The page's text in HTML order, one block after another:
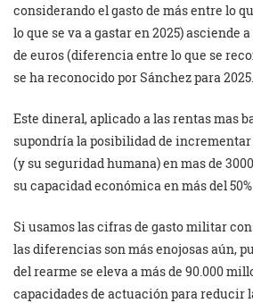
considerando el gasto de más entre lo
lo que se va a gastar en 2025) asciende
de euros (diferencia entre lo que se
se ha reconocido por Sánchez para 2025.
Este dineral, aplicado a las rentas mas
supondría la posibilidad de
(y su seguridad humana) en mas de
su capacidad económica en más del
Si usamos las cifras de gasto militar
las diferencias son más enojosas aún,
del rearme se eleva a más de 90.000
capacidades de actuación para reducir